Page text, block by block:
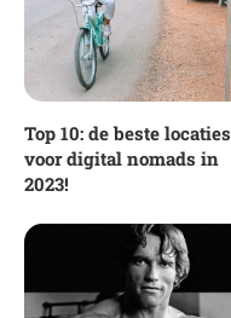
Top 10: de beste locaties
voor digital nomads in
2023!